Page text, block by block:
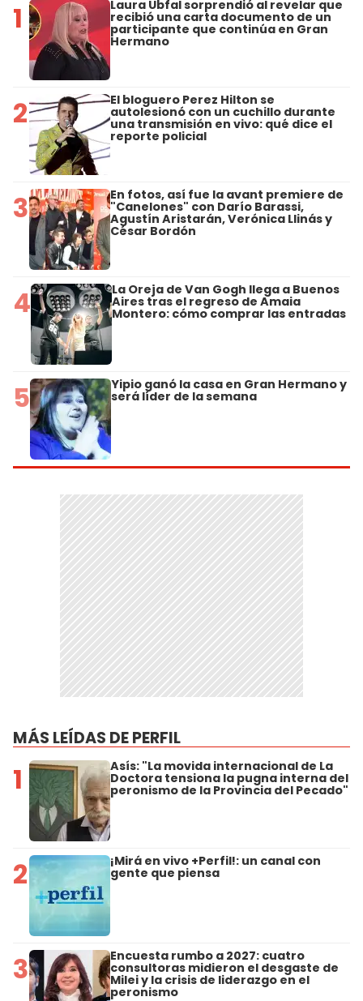
1 Laura Ubfal sorprendió al revelar que
recibió una carta documento de un
participante que continúa en Gran
Hermano
2 El bloguero Perez Hilton se
autolesionó con un cuchillo durante
una transmisión en vivo: qué dice el
reporte policial
3 En fotos, así fue la avant premiere de
"Canelones" con Darío Barassi,
Agustín Aristarán, Verónica Llinás y
César Bordón
4 La Oreja de Van Gogh llega a Buenos
Aires tras el regreso de Amaia
Montero: cómo comprar las entradas
5 Yipio ganó la casa en Gran Hermano y
será líder de la semana
MÁS LEÍDAS DE PERFIL
1 Asís: "La movida internacional de La
Doctora tensiona la pugna interna del
peronismo de la Provincia del Pecado"
2 ¡Mirá en vivo +Perfil!: un canal con
gente que piensa
3 Encuesta rumbo a 2027: cuatro
consultoras midieron el desgaste de
Milei y la crisis de liderazgo en el
peronismo